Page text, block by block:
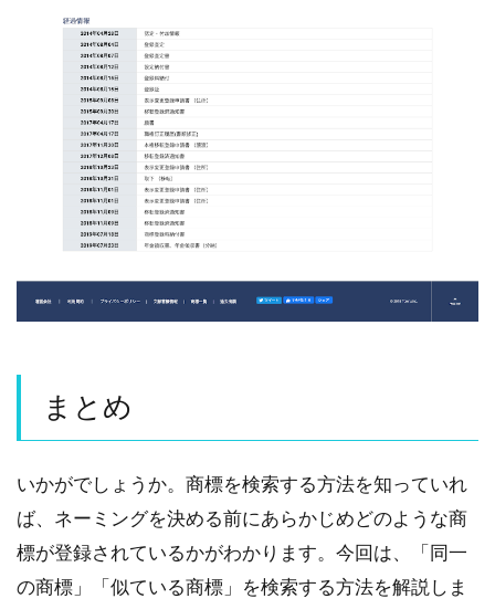
まとめ
いかがでしょうか。商標を検索する方法を知っていれ
ば、ネーミングを決める前にあらかじめどのような商
標が登録されているかがわかります。今回は、「同一
の商標」「似ている商標」を検索する方法を解説しま